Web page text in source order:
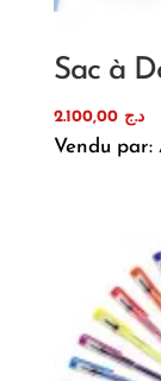
Sac à
د.ج 2.100,00
Vendu